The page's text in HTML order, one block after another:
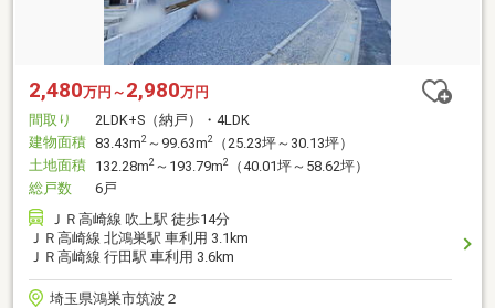
2,480万円～ 2,980万円
間取り
2LDK+S（納戸）・4LDK
建物面積 83.43m2 ～99.63m2
（25.23坪～30.13坪）
土地面積 132.28m2 ～193.79m2
（40.01坪～58.62坪）
総戸数
6戸
ＪＲ高崎線 吹上駅 徒歩14分
ＪＲ高崎線 北鴻巣駅 車利用 3.1km
ＪＲ高崎線 行田駅 車利用 3.6km
埼玉県鴻巣市筑波２